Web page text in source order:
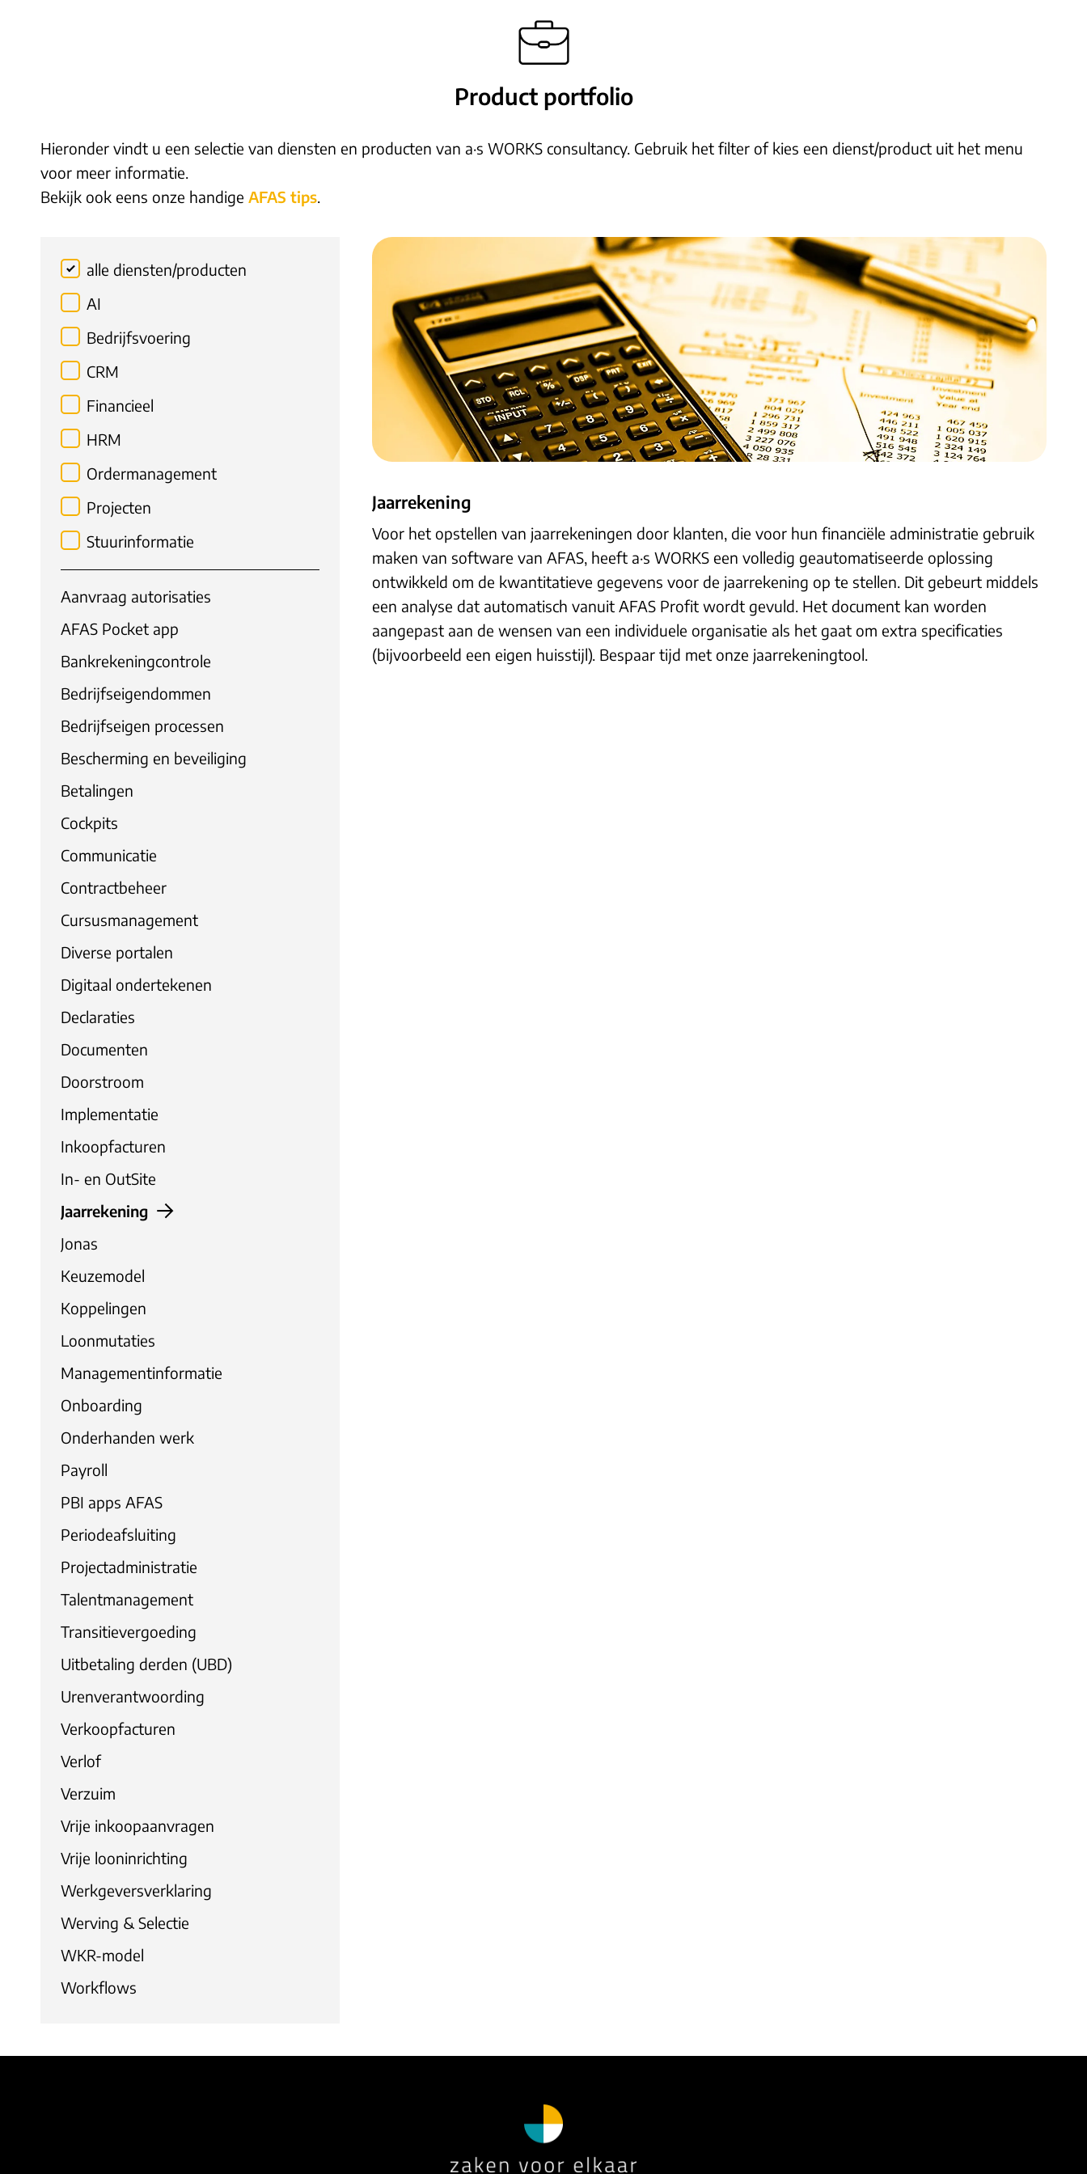
Product portfolio
Hieronder vindt u een selectie van diensten en producten van a·s WORKS consultancy. Gebruik het filter of kies een dienst/product uit het menu
voor meer informatie.
Bekijk ook eens onze handige AFAS tips
alle diensten/producten
AI
Bedrijfsvoering
CRM
Financieel
HRM
Ordermanagement
Projecten
Stuurinformatie
Aanvraag autorisaties
AFAS Pocket app
Bankrekeningcontrole
Bedrijfseigendommen
Bedrijfseigen processen
Bescherming en beveiliging
Betalingen
Cockpits
Communicatie
Contractbeheer
Cursusmanagement
Diverse portalen
Digitaal ondertekenen
Declaraties
Documenten
Doorstroom
Implementatie
Inkoopfacturen
In- en OutSite
Jaarrekening
Jonas
Keuzemodel
Koppelingen
Loonmutaties
Managementinformatie
Onboarding
Onderhanden werk
Payroll
PBI apps AFAS
Periodeafsluiting
Projectadministratie
Talentmanagement
Transitievergoeding
Uitbetaling derden (UBD)
Urenverantwoording
Verkoopfacturen
Verlof
Verzuim
Vrije inkoopaanvragen
Vrije looninrichting
Werkgeversverklaring
Werving & Selectie
WKR-model
Workflows
Jaarrekening
Voor het opstellen van jaarrekeningen door klanten, die voor hun financiële administratie gebruik
maken van software van AFAS, heeft a·s WORKS een volledig geautomatiseerde oplossing
ontwikkeld om de kwantitatieve gegevens voor de jaarrekening op te stellen. Dit gebeurt middels
een analyse dat automatisch vanuit AFAS Profit wordt gevuld. Het document kan worden
aangepast aan de wensen van een individuele organisatie als het gaat om extra specificaties
(bijvoorbeeld een eigen huisstijl). Bespaar tijd met onze jaarrekeningtool.